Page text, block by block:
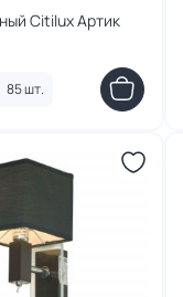
Citilux Артик
85 шт.